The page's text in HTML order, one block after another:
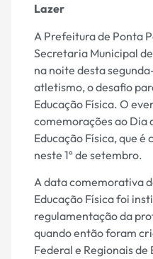
Lazer
A Prefeitura de Ponta
Secretaria Municipal
na noite desta
atletismo, o desafio
Educação Física. O
comemorações ao Dia
Educação Física, que
neste 1º de setembro.
A data comemorativa
Educação Física foi
regulamentação da
quando então foram
Federal e Regionais de